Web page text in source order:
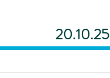
20.10.25